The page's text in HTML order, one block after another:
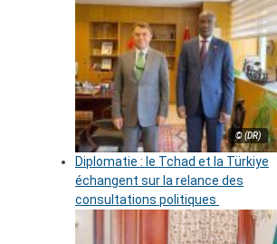
© (DR)
Diplomatie : le Tchad et la Türkiye
échangent sur la relance des
consultations politiques